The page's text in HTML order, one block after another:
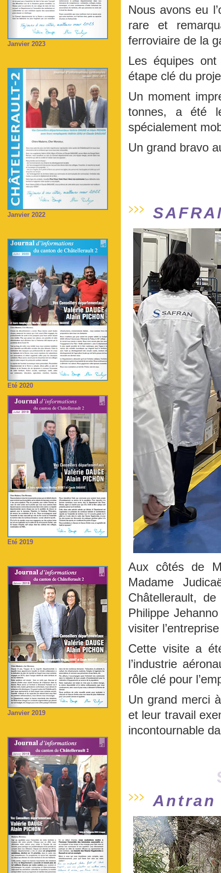
Janvier 2023
Janvier 2022
Eté 2020
Eté 2019
Janvier 2019
Nous avons eu
rare et
ferroviaire de la
Les équipes
étape clé du
Un moment
tonnes, a été
spécialement
Un grand bravo
Aux côtés de
Madame
Châtellerault,
Philippe
visiter
Cette visite a
l’industrie
rôle clé pour
Un grand merci
et leur travail
incontournable
Antran